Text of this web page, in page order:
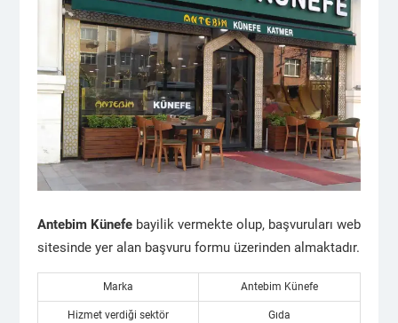
Antebim Künefebayilik vermekte olup, başvuruları web
sitesinde yer alan başvuru formu üzerinden almaktadır.
Marka Antebim Künefe
Hizmet verdiği sektör Gıda